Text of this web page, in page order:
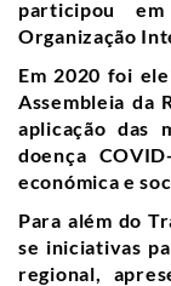
participou
Organização
Em 2020 foi
Assembleia da
aplicação das
doença
económica e
Para além do
se iniciativas
regional,